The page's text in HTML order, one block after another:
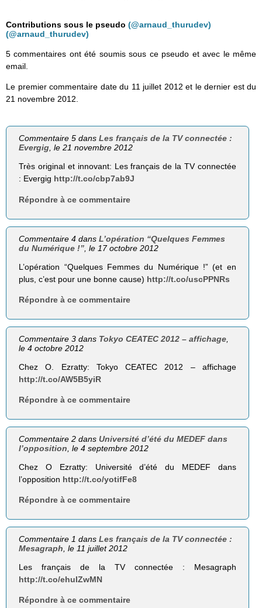
Contributions sous le pseudo (@arnaud_thurudev)
(@arnaud_thurudev)
5 commentaires ont été soumis sous ce pseudo et avec le même
email.
Le premier commentaire date du 11 juillet 2012 et le dernier est du
21 novembre 2012.
Commentaire 5 dansLes français de la TV connectée :
Evergig, le 21 novembre 2012
Très original et innovant: Les français de la TV connectée
: Evergig http://t.co/cbp7ab9J
Répondre à ce commentaire
Commentaire 4 dansL’opération “Quelques Femmes
du Numérique !” , le 17 octobre 2012
L’opération “Quelques Femmes du Numérique !” (et en
plus, c’est pour une bonne cause) http://t.co/uscPPNRs
Répondre à ce commentaire
Commentaire 3 dans Tokyo CEATEC 2012 – affichage
le 4 octobre 2012
Chez O. Ezratty: Tokyo CEATEC 2012 – affichage
http://t.co/AW5B5yiR
Répondre à ce commentaire
Commentaire 2 dansUniversité d’été du MEDEF dans
l’opposition , le 4 septembre 2012
Chez O Ezratty: Université d’été du MEDEF dans
l’opposition http://t.co/yotifFe8
Répondre à ce commentaire
Commentaire 1 dansLes français de la TV connectée :
Mesagraph, le 11 juillet 2012
Les français de la TV connectée : Mesagraph
http://t.co/ehuIZwMN
Répondre à ce commentaire